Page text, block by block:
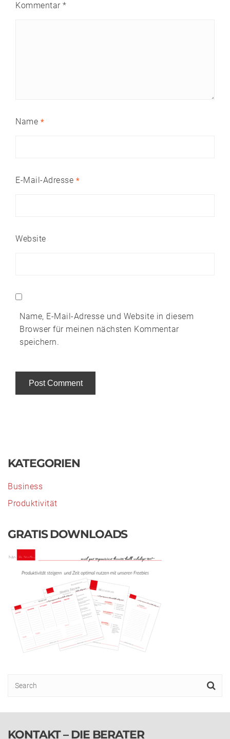
Kommentar *
Name *
E-Mail-Adresse *
Website
Name, E-Mail-Adresse und Website in diesem
Browser für meinen nächsten Kommentar
speichern.
KATEGORIEN
Business
Produktivität
GRATIS DOWNLOADS
KONTAKT – DIE BERATER